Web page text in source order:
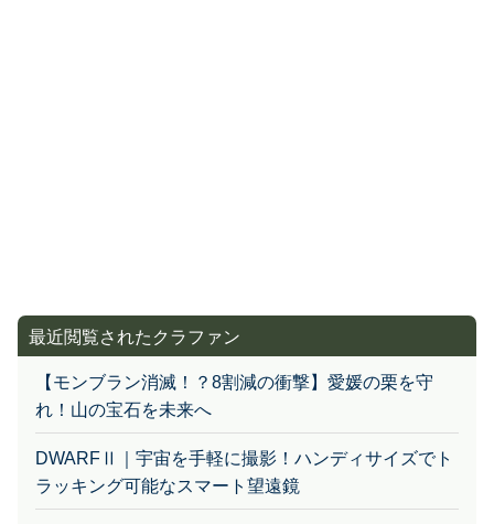
最近閲覧されたクラファン
【モンブラン消滅！？8割減の衝撃】愛媛の栗を守
れ！山の宝石を未来へ
DWARFⅡ｜宇宙を手軽に撮影！ハンディサイズでト
ラッキング可能なスマート望遠鏡